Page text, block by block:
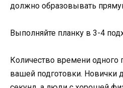
должно образовывать
Выполняйте планку в 3-4
Количество времени одного
вашей подготовки. Новички